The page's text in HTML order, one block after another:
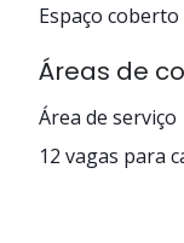
Espaço coberto
Áreas de
Área de serviço
12 vagas para